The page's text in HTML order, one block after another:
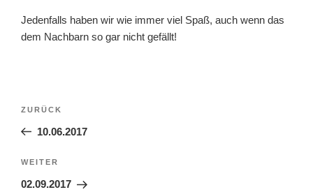
Jedenfalls haben wir wie immer viel Spaß, auch wenn das
dem Nachbarn so gar nicht gefällt!
Beitragsnavigation
Vorheriger
Beitrag
ZURÜCK
10.06.2017
Nächster
Beitrag
WEITER
02.09.2017